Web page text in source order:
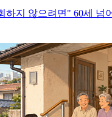
하지 않으려면" 60세 넘